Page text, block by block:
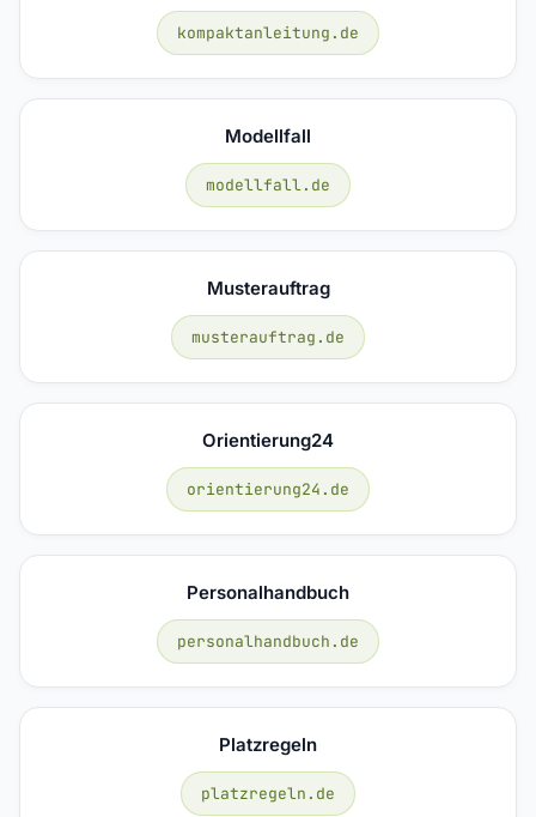
kompaktanleitung.de
Modellfall
modellfall.de
Musterauftrag
musterauftrag.de
Orientierung24
orientierung24.de
Personalhandbuch
personalhandbuch.de
Platzregeln
platzregeln.de